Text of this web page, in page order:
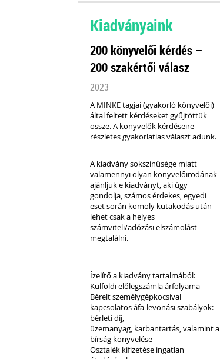
Kiadványaink
200 könyvelői kérdés –
200 szakértői válasz
2023
A MINKE tagjai (gyakorló könyvelői)
által feltett kérdéseket gyűjtöttük
össze.A könyvelők kérdéseire
részletes gyakorlatias választ adunk.
A kiadvány sokszínűsége miatt
valamennyi olyan könyvelőirodának
ajánljuk e kiadványt, aki úgy
gondolja, számos érdekes, egyedi
eset során komoly kutakodás után
lehet csak a helyes
számviteli/adózási elszámolást
megtalálni.
Ízelítő a kiadvány tartalmából:
Külföldi előlegszámla árfolyama
Bérelt személygépkocsival
kapcsolatos áfa-levonási szabályok:
bérleti díj,
üzemanyag, karbantartás, valamint a
bírság könyvelése
Osztalék kifizetése ingatlan